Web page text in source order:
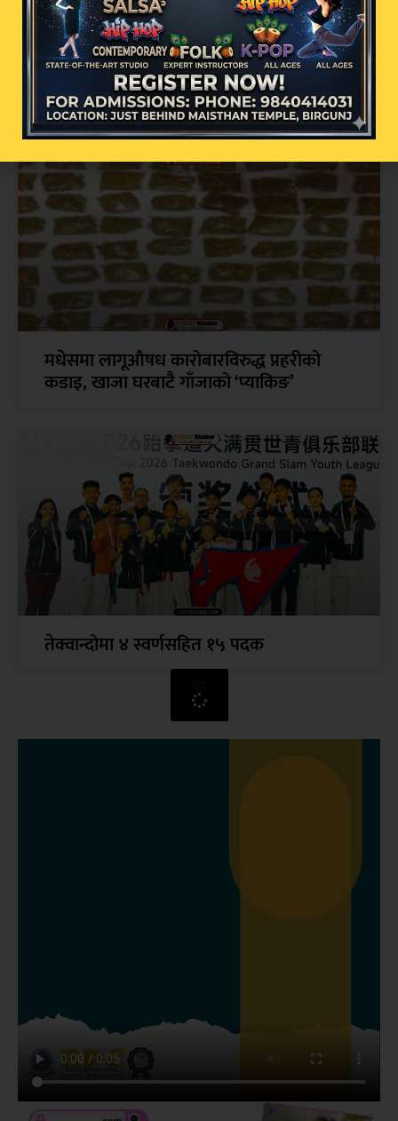
मधेश प्रदेश सरकारको प्रशासनिक सुधार
अभियान: १२ बाट ९ मन्त्रालय बनाउने तयारी, अर्थ
मन्त्रालयको ३२ प्रतिशत दरबन्दी कटौती
मधेसमा लागूऔषध कारोबारविरुद्ध प्रहरीको
कडाइ, खाजा घरबाटै गाँजाको ‘प्याकिङ’
तेक्वान्दोमा ४ स्वर्णसहित १५ पदक